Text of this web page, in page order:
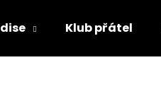
Klub přátel